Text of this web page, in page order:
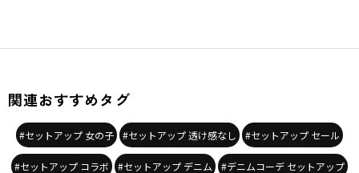
関連おすすめタグ
#セットアップ 女の子 #セットアップ 透け感なし #セットアップ セール
#セットアップ コラボ #セットアップ デニム #デニムコーデ セットアップ